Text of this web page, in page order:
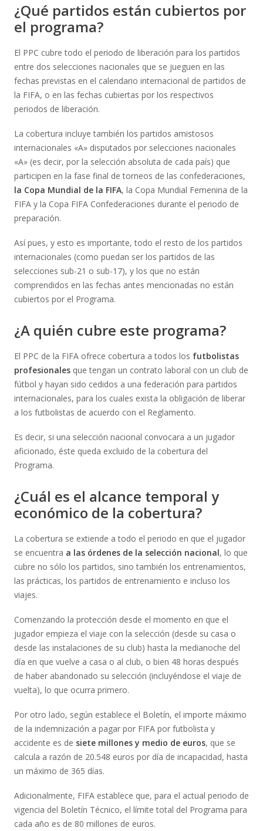
¿Qué partidos están cubiertos por
el programa?
El PPC cubre todo el periodo de liberación para los partidos
entre dos selecciones nacionales que se jueguen en las
fechas previstas en el calendario internacional de partidos de
la FIFA, o en las fechas cubiertas por los respectivos
periodos de liberación.
La cobertura incluye también los partidos amistosos
internacionales «A» disputados por selecciones nacionales
«A» (es decir, por la selección absoluta de cada país) que
participen en la fase final de torneos de las confederaciones,
la Copa Mundial de la FIFA, la Copa Mundial Femenina de la
FIFA y la Copa FIFA Confederaciones durante el periodo de
preparación.
Así pues, y esto es importante, todo el resto de los partidos
internacionales (como puedan ser los partidos de las
selecciones sub-21 o sub-17), y los que no están
comprendidos en las fechas antes mencionadas no están
cubiertos por el Programa.
¿A quién cubre este programa?
El PPC de la FIFA ofrece cobertura a todos los futbolistas
profesionales que tengan un contrato laboral con un club de
fútbol y hayan sido cedidos a una federación para partidos
internacionales, para los cuales exista la obligación de liberar
a los futbolistas de acuerdo con el Reglamento.
Es decir, si una selección nacional convocara a un jugador
aficionado, éste queda excluido de la cobertura del
Programa.
¿Cuál es el alcance temporal y
económico de la cobertura?
La cobertura se extiende a todo el periodo en que el jugador
se encuentra a las órdenes de la selección nacional, lo que
cubre no sólo los partidos, sino también los entrenamientos,
las prácticas, los partidos de entrenamiento e incluso los
viajes.
Comenzando la protección desde el momento en que el
jugador empieza el viaje con la selección (desde su casa o
desde las instalaciones de su club) hasta la medianoche del
día en que vuelve a casa o al club, o bien 48 horas después
de haber abandonado su selección (incluyéndose el viaje de
vuelta), lo que ocurra primero.
Por otro lado, según establece el Boletín, el importe máximo
de la indemnización a pagar por FIFA por futbolista y
accidente es de siete millones y medio de euros, que se
calcula a razón de 20.548 euros por día de incapacidad, hasta
un máximo de 365 días.
Adicionalmente, FIFA establece que, para el actual periodo de
vigencia del Boletín Técnico, el límite total del Programa para
cada año es de 80 millones de euros.